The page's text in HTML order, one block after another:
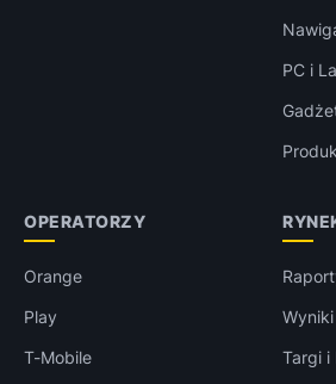
PC i
OPERATORZY
Orange
Play
T-Mobile
Targi i